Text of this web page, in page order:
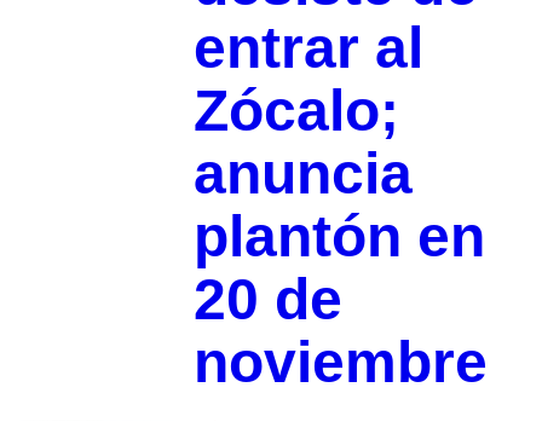
entrar al
Zócalo;
anuncia
plantón en
20 de
noviembre